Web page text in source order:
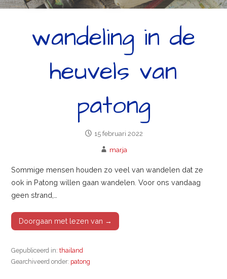
wandeling in de
heuvels van
patong
15 februari 2022
marja
Sommige mensen houden zo veel van wandelen dat ze
ook in Patong willen gaan wandelen. Voor ons vandaag
geen strand,…
Doorgaan met lezen van →
Gepubliceerd in:thailand
Gearchiveerd onder: patong